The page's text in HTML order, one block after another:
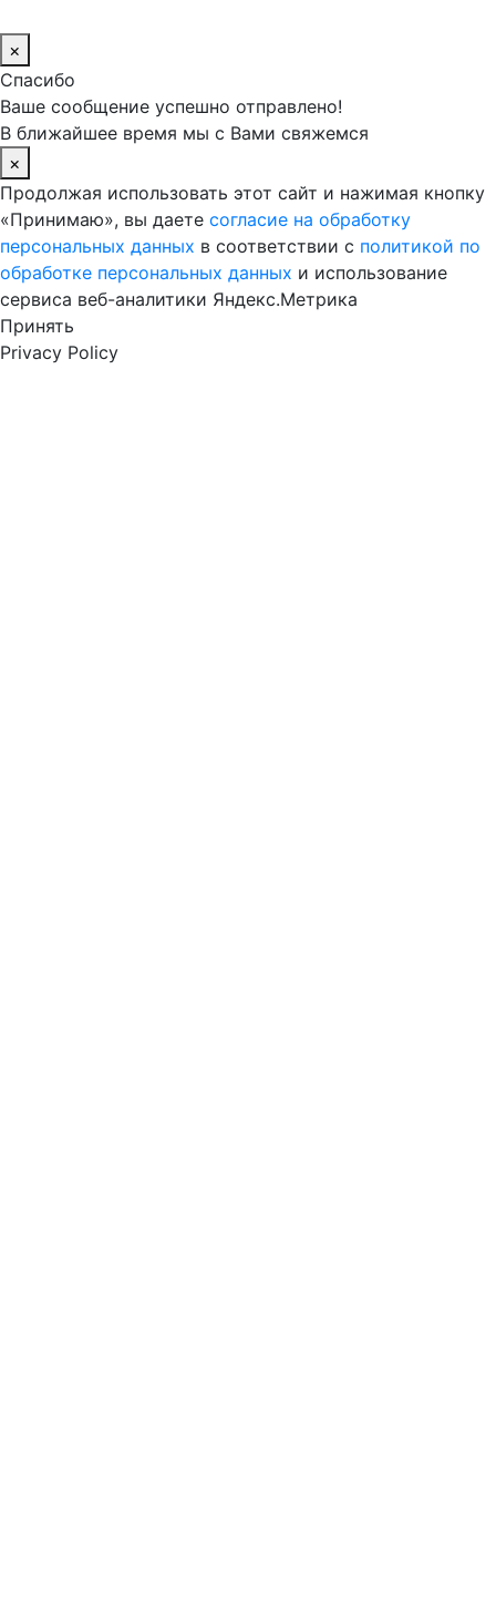
×
Спасибо
Ваше сообщение успешно отправлено!
В ближайшее время мы с Вами свяжемся
×
Продолжая использовать этот сайт и нажимая кнопку
«Принимаю», вы даете согласие на обработку
персональных данных в соответствии с политикой по
обработке персональных данных и использование
сервиса веб-аналитики Яндекс.Метрика
Принять
Privacy Policy